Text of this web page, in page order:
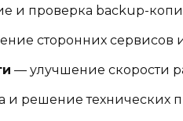
и проверка backup-
сторонних сервисов
— улучшение скорости
и решение технических